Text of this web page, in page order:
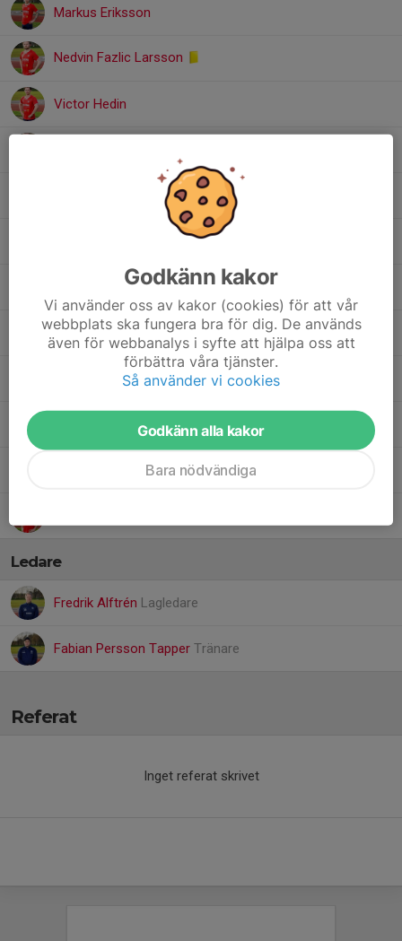
Markus Eriksson
Nedvin Fazlic Larsson
Victor Hedin
Alfred Nilsson
Jonatan Palett
Leon Solkulle
Emil Svensson
Simon Svensson
Ledare
Fredrik Alftrén Lagledare
Fabian Persson Tapper Tränare
Referat
Inget referat skrivet
Godkänn kakor
Vi använder oss av kakor (cookies) för att vår
webbplats ska fungera bra för dig. De används
även för webbanalys i syfte att hjälpa oss att
förbättra våra tjänster.
Så använder vi cookies
Godkänn alla kakor
Bara nödvändiga